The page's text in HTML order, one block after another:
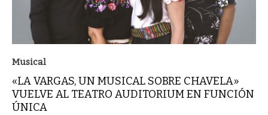
Musical
«LA VARGAS, UN MUSICAL SOBRE CHAVELA»
VUELVE AL TEATRO AUDITORIUM EN FUNCIÓN
ÚNICA